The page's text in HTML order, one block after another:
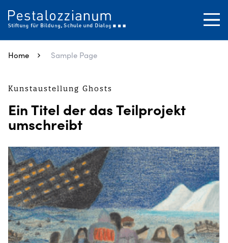
Close
Home Sample Page
Kunstaustellung Ghosts
Ein Titel der das Teilprojekt
umschreibt